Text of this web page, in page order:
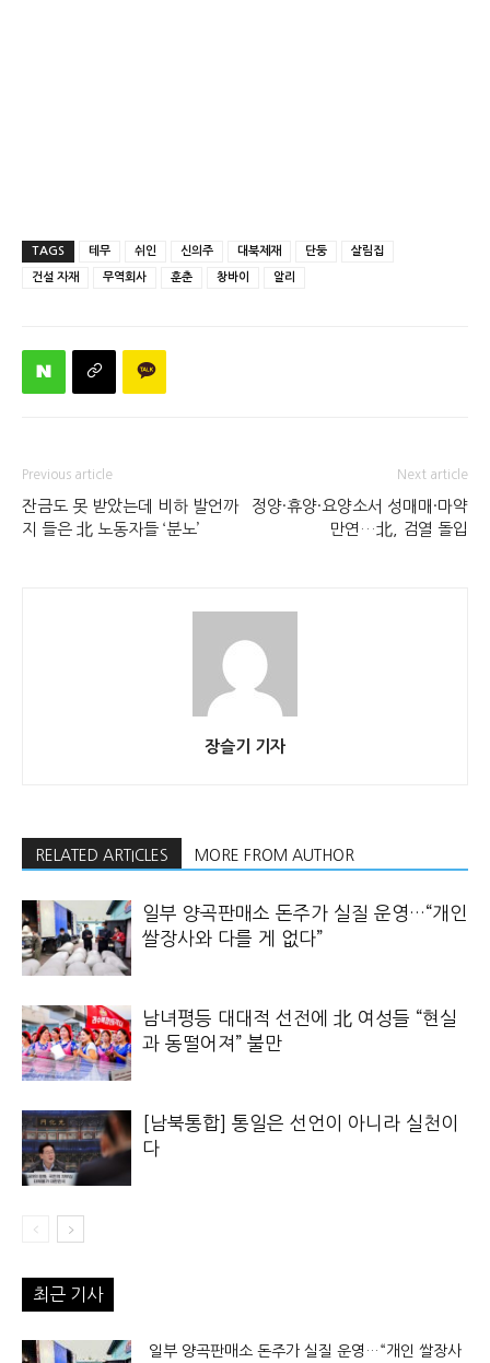
TAGS 테무 쉬인 신의주 대북제재 단둥 살림집
건설 자재 무역회사 훈춘 창바이 알리
Previous article
잔금도 못 받았는데 비하 발언까
지 들은 北 노동자들 ‘분노’
Next article
정양·휴양·요양소서 성매매·마약
만연…北, 검열 돌입
장슬기 기자
RELATED ARTICLES MORE FROM AUTHOR
일부 양곡판매소 돈주가 실질 운영…“개인
쌀장사와 다를 게 없다”
남녀평등 대대적 선전에 北 여성들 “현실
과 동떨어져” 불만
[남북통합] 통일은 선언이 아니라 실천이
다
최근 기사
일부 양곡판매소 돈주가 실질 운영…“개인 쌀장사